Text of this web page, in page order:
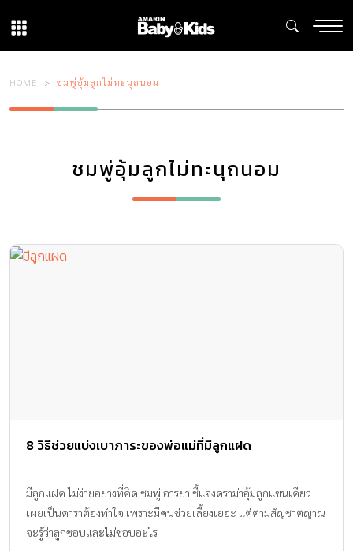
HOME ชมพู่อุ้มลูกไม่ทะนุถนอม
ชมพู่อุ้มลูกไม่ทะนุถนอม
8 วิธีช่วยแบ่งเบาภาระของพ่อแม่ที่มีลูกแฝด
มีลูกแฝด ไม่ง่ายอย่างที่คิด ชมพู่ อารยา ชี้แจงดราม่าอุ้มลูกแขนเดียว
เผยเป็นดาราต้องทำใจ เพราะมีคนช่วยเลี้ยงเยอะ แต่ตามสัญชาตญาณ
จะรู้ว่าลูกชอบและไม่ชอบอะไร